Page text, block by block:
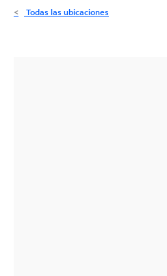
Todas las ubicaciones